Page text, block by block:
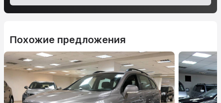
Похожие предложения